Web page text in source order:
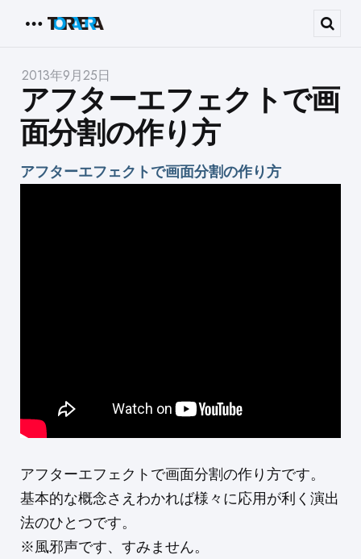
2013年9月25日
アフターエフェクトで画
面分割の作り方
アフターエフェクトで画面分割の作り方
アフターエフェクトで画面分割の作り方です。
基本的な概念さえわかれば様々に応用が利く演出
法のひとつです。
※風邪声です、すみません。